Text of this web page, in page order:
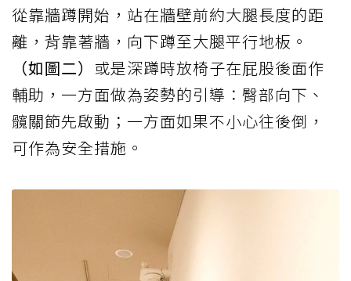
從靠牆蹲開始，站在牆壁前約大腿長度的距
離，背靠著牆，向下蹲至大腿平行地板。
（如圖二） 或是深蹲時放椅子在屁股後面作
輔助，一方面做為姿勢的引導：臀部向下、
髖關節先啟動；一方面如果不小心往後倒，
可作為安全措施。